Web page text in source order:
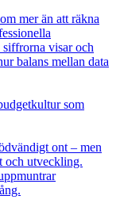
mer än att räkna
visar och
balans mellan data
som
ont – men
och utveckling.